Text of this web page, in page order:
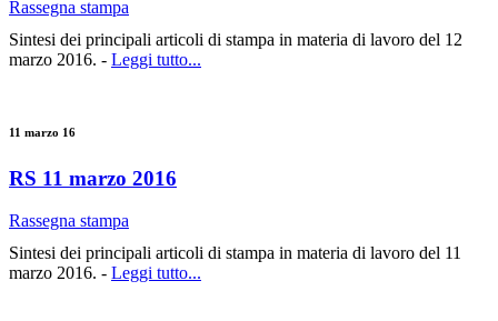
Rassegna stampa
Sintesi dei principali articoli di stampa in materia di lavoro del 12
marzo 2016. - Leggi tutto...
11 marzo 16
RS 11 marzo 2016
Rassegna stampa
Sintesi dei principali articoli di stampa in materia di lavoro del 11
marzo 2016. - Leggi tutto...